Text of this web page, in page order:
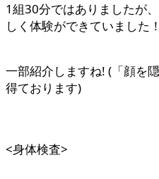
1組30分ではありましたが
しく体験ができていました！
一部紹介しますね! (「顔を
得ております)
<身体検査>